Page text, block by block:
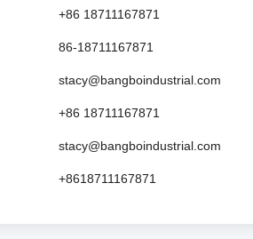
+86 18711167871
86-18711167871
stacy@bangboindustrial.com
+86 18711167871
stacy@bangboindustrial.com
+8618711167871